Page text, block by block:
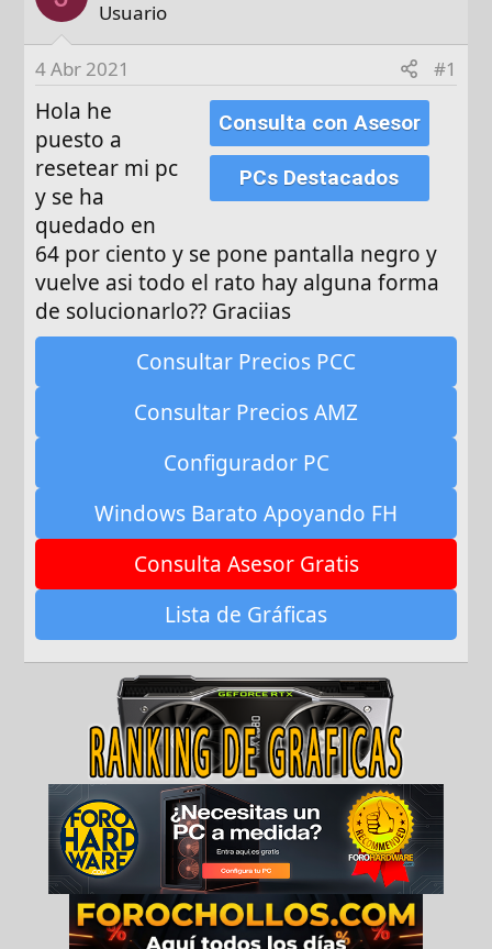
d
n
i
o
Usuario
4 Abr 2021 #1
Consulta con Asesor
PCs Destacados
Hola he
puesto a
resetear mi pc
y se ha
quedado en
64 por ciento y se pone pantalla negro y
vuelve asi todo el rato hay alguna forma
de solucionarlo?? Graciias
Consultar Precios PCC
Consultar Precios AMZ
Configurador PC
Windows Barato Apoyando FH
Consulta Asesor Gratis
Lista de Gráficas